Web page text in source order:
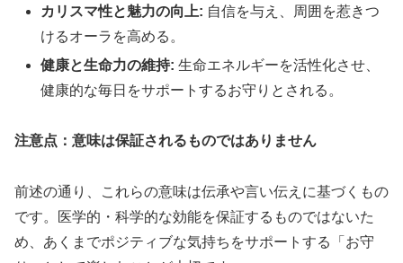
カリスマ性と魅力の向上: 自信を与え、周囲を惹きつ
けるオーラを高める。
健康と生命力の維持: 生命エネルギーを活性化させ、
健康的な毎日をサポートするお守りとされる。
注意点：意味は保証されるものではありません
前述の通り、これらの意味は伝承や言い伝えに基づくもの
です。医学的・科学的な効能を保証するものではないた
め、あくまでポジティブな気持ちをサポートする「お守